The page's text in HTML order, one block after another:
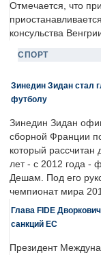
Отмечается, что
консульства
СПОРТ
Зинедин Зидан стал
футболу
Зинедин Зидан
сборной Франции
который рассчитан
лет - с 2012 года -
Дешам. Под его
чемпионат мира
Глава FIDE
санкций ЕС
Президент